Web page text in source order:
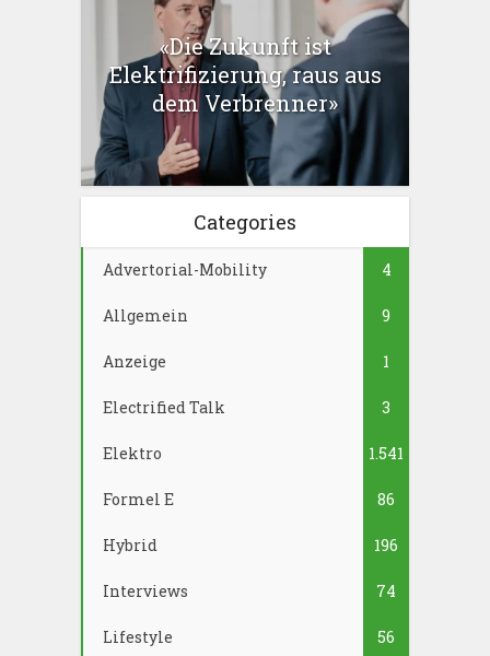
«Die Zukunft ist
Elektrifizierung, raus aus
dem Verbrenner»
Categories
Advertorial-Mobility 4
Allgemein 9
Anzeige 1
Electrified Talk 3
Elektro 1.541
Formel E 86
Hybrid 196
Interviews 74
Lifestyle 56